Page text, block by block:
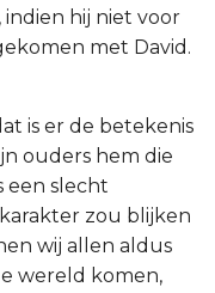
hij niet voor
met David.
is er de betekenis
ouders hem die
een slecht
zou blijken
wij allen aldus
wereld komen,